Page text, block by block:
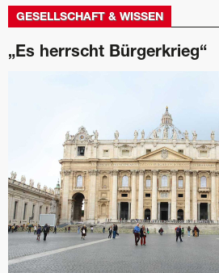
GESELLSCHAFT & WISSEN
„Es herrscht Bürgerkrieg“